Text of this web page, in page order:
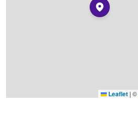
Leaflet | ©